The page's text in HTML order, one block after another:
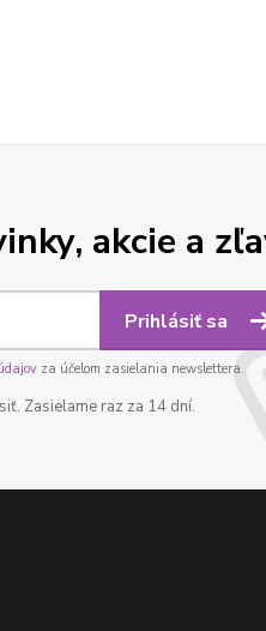
akcie a
Prihlásiť sa
za účelom zasielania newslettera.
Zasielame raz za 14 dní.